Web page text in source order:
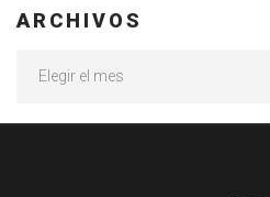
ARCHIVOS